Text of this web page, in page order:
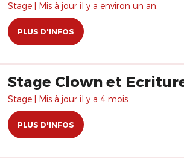
Stage | Mis à jour il y a environ un an.
PLUS D'INFOS
Stage Clown et
Stage | Mis à jour il y a 4 mois.
PLUS D'INFOS